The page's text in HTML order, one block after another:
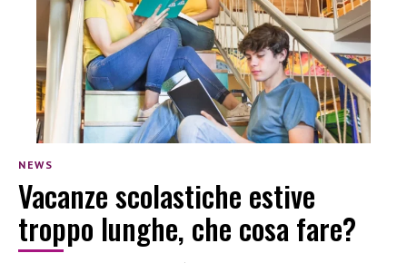
NEWS
Vacanze scolastiche estive
troppo lunghe, che cosa fare?